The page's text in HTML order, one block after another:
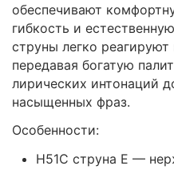
обеспечивают
гибкость и
струны легко реагируют
передавая богатую
лирических интонаций
насыщенных фраз.
Особенности:
H51C струна E —